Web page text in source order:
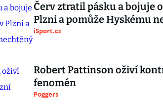
Červ ztratil pásku a bojuje
Plzni a pomůže Hyskému
iSport.cz
Robert Pattinson oživí
fenomén
Poggers